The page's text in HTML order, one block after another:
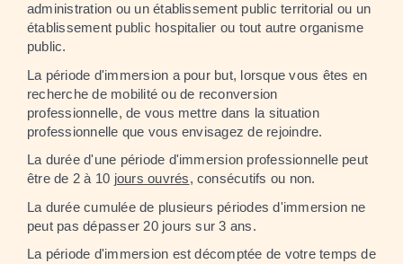
administration ou un établissement public territorial ou un
établissement public hospitalier ou tout autre organisme
public.
La période d'immersion a pour but, lorsque vous êtes en
recherche de mobilité ou de reconversion
professionnelle, de vous mettre dans la situation
professionnelle que vous envisagez de rejoindre.
La durée d'une période d'immersion professionnelle peut
être de 2 à 10 jours ouvrés, consécutifs ou non.
La durée cumulée de plusieurs périodes d'immersion ne
peut pas dépasser 20 jours sur 3 ans.
La période d'immersion est décomptée de votre temps de